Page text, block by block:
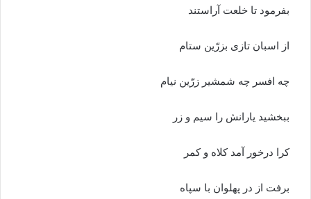
بفرمود تا خلعت آراستند
از اسبان تازى بزرّین ستام
چه افسر چه شمشیر زرّین نیام‏
ببخشید یارانش را سیم و زر
کرا درخور آمد کلاه و کمر
برفت از در پهلوان با سپاه